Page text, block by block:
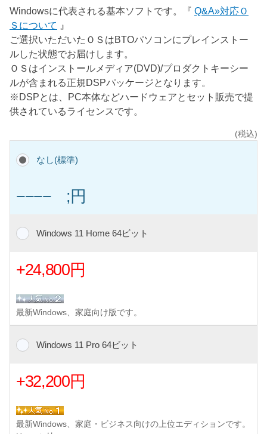
Windowsに代表される基本ソフトです。『 Q&A»対応Ｏ
Ｓについて 』
ご選択いただいたＯＳはBTOパソコンにプレインストー
ルした状態でお届けします。
ＯＳはインストールメディア(DVD)/プロダクトキーシー
ルが含まれる正規DSPパッケージとなります。
※DSPとは、PC本体などハードウェアとセット販売で提
供されているライセンスです。
(税込)
なし(標準)
−−−− ;円
Windows 11 Home 64ビット
+24,800円
最新Windows、家庭向け版です。
Windows 11 Pro 64ビット
+32,200円
最新Windows、家庭・ビジネス向けの上位エディションです。